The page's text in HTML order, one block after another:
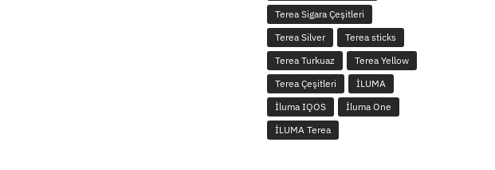
Terea Sigara Çeşitleri
Terea Silver
Terea sticks
Terea Turkuaz
Terea Yellow
Terea Çeşitleri
İLUMA
İluma IQOS
İluma One
İLUMA Terea